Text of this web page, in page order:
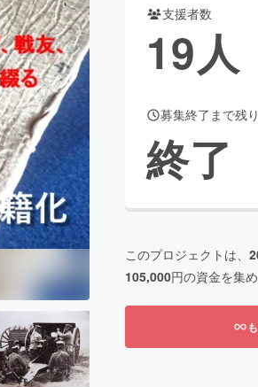
ビューティー・ヘルスケア
CAMPFIRE Creation
machi-ya コミュニティ
支援者数
19人
募集終了まで残り
終了
このプロジェクトは、
105,000円の資金を集め